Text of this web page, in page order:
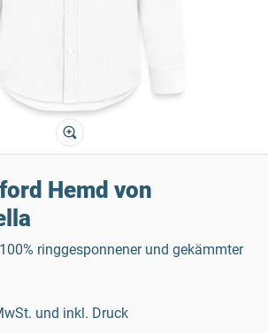
Hemd von
ringgesponnener und gekämmter
und inkl. Druck